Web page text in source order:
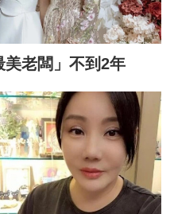
美老闆」不到2年